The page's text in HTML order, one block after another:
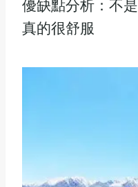
優缺點分析：不
真的很舒服